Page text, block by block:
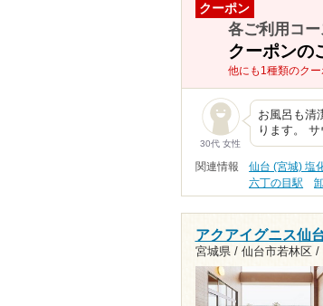
クーポン
各ご利用コー
クーポンの
他にも1種類のク
30代 女性
お風呂も清
ります。
関連情報 仙台 (宮城) 塩
六丁の目駅
アクアイグニス仙
宮城県 / 仙台市若林区 /